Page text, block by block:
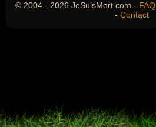
© 2004 - 2026 JeSuisMort.com - FAQ
- Contact